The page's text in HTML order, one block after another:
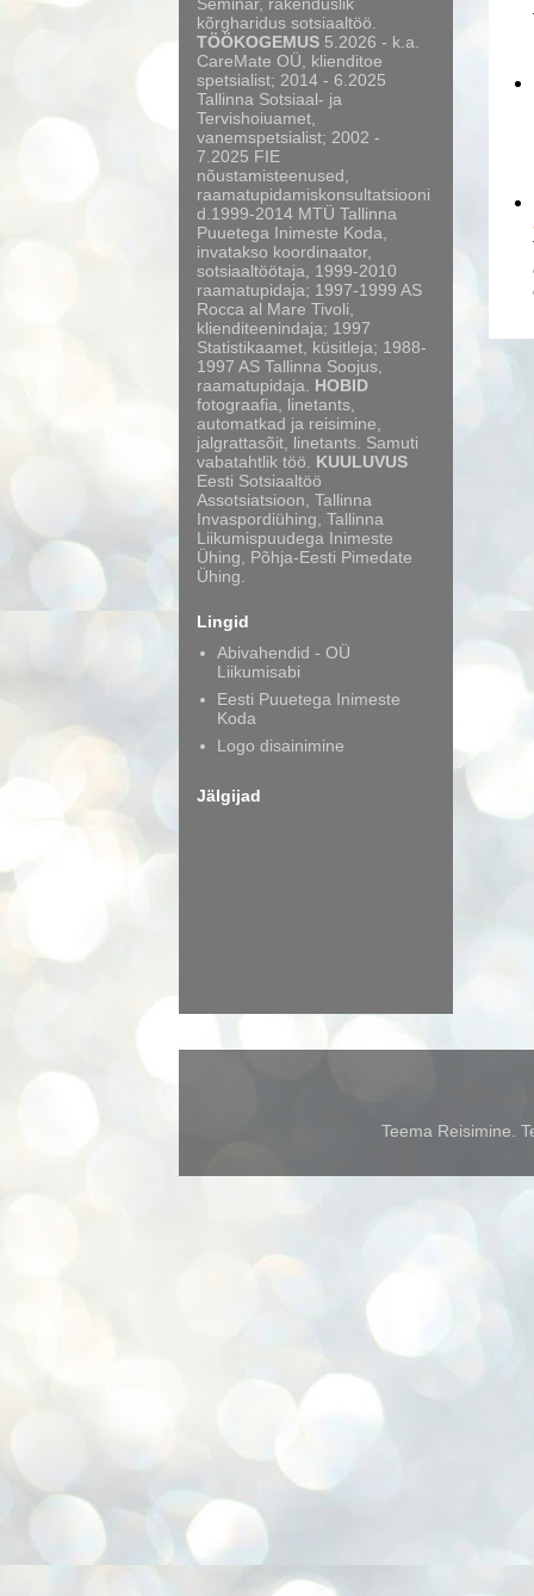
kõrgharidus sotsiaaltöö.
TÖÖKOGEMUS 5.2026 - k.a.
CareMate OÜ, klienditoe
spetsialist; 2014 - 6.2025
Tallinna Sotsiaal- ja
Tervishoiuamet,
vanemspetsialist; 2002 -
7.2025 FIE
nõustamisteenused,
raamatupidamiskonsultatsiooni
d.1999-2014 MTÜ Tallinna
Puuetega Inimeste Koda,
invatakso koordinaator,
sotsiaaltöötaja, 1999-2010
raamatupidaja; 1997-1999 AS
Rocca al Mare Tivoli,
klienditeenindaja; 1997
Statistikaamet, küsitleja; 1988-
1997 AS Tallinna Soojus,
raamatupidaja. HOBID
fotograafia, linetants,
automatkad ja reisimine,
jalgrattasõit, linetants. Samuti
vabatahtlik töö. KUULUVUS
Eesti Sotsiaaltöö
Assotsiatsioon, Tallinna
Invaspordiühing, Tallinna
Liikumispuudega Inimeste
Ühing, Põhja-Eesti Pimedate
Ühing.
Lingid
Abivahendid - OÜ
Liikumisabi
Eesti Puuetega Inimeste
Koda
Logo disainimine
Jälgijad
Teema Reisimine.